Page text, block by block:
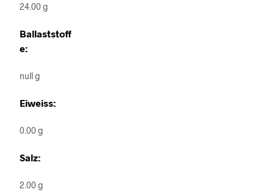
24.00 g
Ballaststoff
e:
null g
Eiweiss:
0.00 g
Salz:
2.00 g